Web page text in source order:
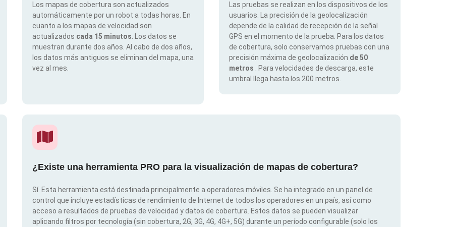
Los mapas de cobertura son actualizados
automáticamente por un robot a todas horas. En
cuanto a los mapas de velocidad son
actualizados cada 15 minutos . Los datos se
muestran durante dos años. Al cabo de dos años,
los datos más antiguos se eliminan del mapa, una
vez al mes.
Las pruebas se realizan en los dispositivos de los
usuarios. La precisión de la geolocalización
depende de la calidad de recepción de la señal
GPS en el momento de la prueba. Para los datos
de cobertura, solo conservamos pruebas con una
precisión máxima de geolocalización de 50
metros
. Para velocidades de descarga, este
umbral llega hasta los 200 metros.
¿Existe una herramienta PRO para la visualización de mapas de cobertura?
Sí. Esta herramienta está destinada principalmente a operadores móviles. Se ha integrado en un panel de
control que incluye estadísticas de rendimiento de Internet de todos los operadores en un país, así como
acceso a resultados de pruebas de velocidad y datos de cobertura. Estos datos se pueden visualizar
aplicando filtros por tecnología (sin cobertura, 2G, 3G, 4G, 4G+, 5G) durante un período configurable (solo los